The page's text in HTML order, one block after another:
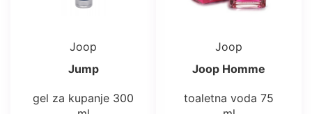
Joop
Jump
gel za kupanje 300
Joop
Joop Homme
toaletna voda 75